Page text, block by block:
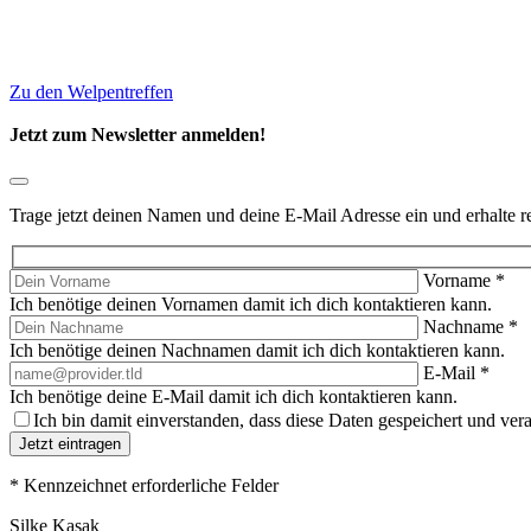
Zu den Welpentreffen
Jetzt zum Newsletter anmelden!
Trage jetzt deinen Namen und deine E-Mail Adresse ein und
Vorname *
Ich benötige deinen Vornamen damit ich dich kontaktieren kann.
Nachname *
Ich benötige deinen Nachnamen damit ich dich kontaktieren kann.
E-Mail *
Ich benötige deine E-Mail damit ich dich kontaktieren kann.
Ich bin damit einverstanden, dass diese Daten gespeichert und
Jetzt eintragen
* Kennzeichnet erforderliche Felder
Silke Kasak